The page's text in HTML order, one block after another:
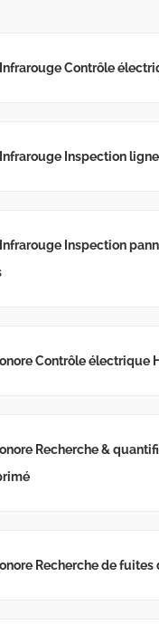
Contrôle
Inspection
Inspection
Contrôle électrique
Recherche &
Recherche de fuites